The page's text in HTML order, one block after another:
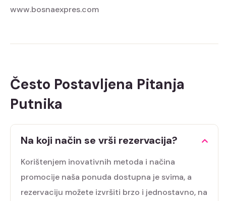
www.bosnaexpres.com
Često Postavljena Pitanja
Putnika
Na koji način se vrši rezervacija?
Korištenjem inovativnih metoda i načina
promocije naša ponuda dostupna je svima, a
rezervaciju možete izvršiti brzo i jednostavno, na